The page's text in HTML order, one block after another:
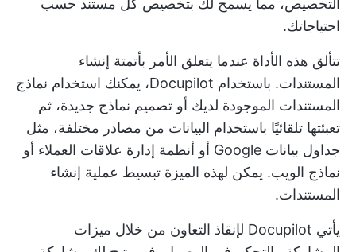
التخصيص، مما يسمح لك بتخصيص كل مستند حسب
احتياجاتك.
تتألق هذه الأداة عندما يتعلق الأمر بأتمتة إنشاء
المستندات. باستخدام Docupilot، يمكنك استخدام نماذج
المستندات الموجودة لديك أو تصميم نماذج جديدة، ثم
تعبئتها تلقائيًا باستخدام البيانات من مصادر مختلفة، مثل
جداول بيانات Google أو أنظمة إدارة علاقات العملاء أو
نماذج الويب. يمكن لهذه الميزة تبسيط عملية إنشاء
المستندات.
يأتي Docupilot لإنقاذ التعاون من خلال ميزات